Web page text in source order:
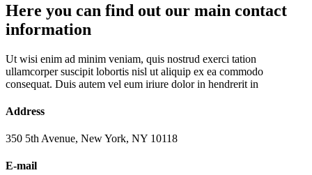
Here you can find out our main contact
information
Ut wisi enim ad minim veniam, quis nostrud exerci tation
ullamcorper suscipit lobortis nisl ut aliquip ex ea commodo
consequat. Duis autem vel eum iriure dolor in hendrerit in
Address
350 5th Avenue, New York, NY 10118‎
E-mail